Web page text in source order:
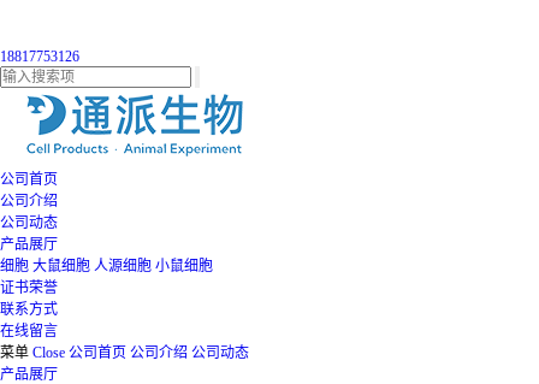
18817753126
公司首页
公司介绍
公司动态
产品展厅
细胞 大鼠细胞 人源细胞 小鼠细胞
证书荣誉
联系方式
在线留言
菜单 Close 公司首页 公司介绍 公司动态
产品展厅